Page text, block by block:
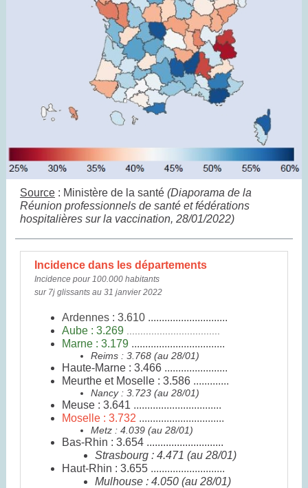
Source : Ministère de la santé (Diaporama de la
Réunion professionnels de santé et fédérations
hospitalières sur la vaccination, 28/01/2022)
Incidence dans les départements
Incidence pour 100.000 habitants
sur 7j glissants au 31 janvier 2022
Ardennes : 3.610 .............................
Aube : 3.269
Marne : 3.179 ..................................
Reims : 3.768 (au 28/01)
Haute-Marne : 3.466 .......................
Meurthe et Moselle : 3.586 .............
Nancy : 3.723 (au 28/01)
Meuse : 3.641 ................................
Moselle : 3.732 ...............................
Metz : 4.039 (au 28/01)
Bas-Rhin : 3.654 ............................
Strasbourg : 4.471 (au 28/01)
Haut-Rhin : 3.655 ...........................
Mulhouse : 4.050 (au 28/01)